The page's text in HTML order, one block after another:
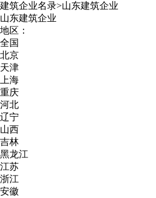
建筑企业名录>山东建筑企业
山东建筑企业
地区：
全国
北京
天津
上海
重庆
河北
辽宁
山西
吉林
黑龙江
江苏
浙江
安徽